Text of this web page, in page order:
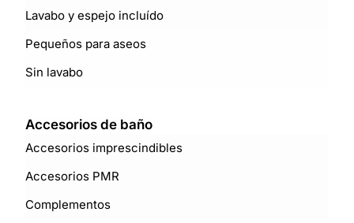
Lavabo y espejo incluído
Pequeños para aseos
Sin lavabo
Accesorios de baño
Accesorios imprescindibles
Accesorios PMR
Complementos